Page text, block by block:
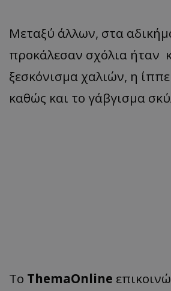
Μεταξύ άλλων, στα
προκάλεσαν σχόλια ήταν
ξεσκόνισμα χαλιών, η
καθώς και το γάβγισμα
Το ThemaOnline